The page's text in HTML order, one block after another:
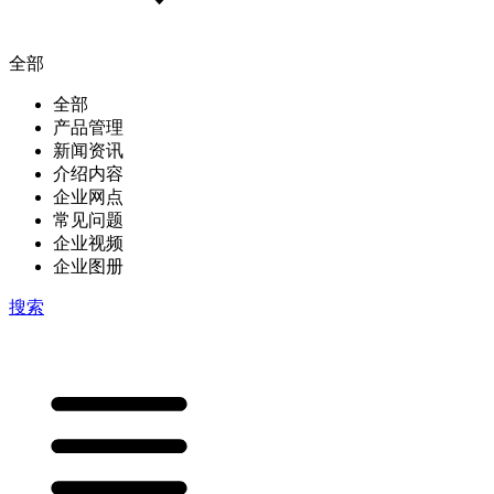
全部
全部
产品管理
新闻资讯
介绍内容
企业网点
常见问题
企业视频
企业图册
搜索